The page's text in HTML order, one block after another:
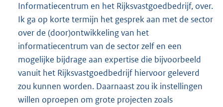
Informatiecentrum en het Rijksvastgoedbedrijf, over.
Ik ga op korte termijn het gesprek aan met de sector
over de (door)ontwikkeling van het
informatiecentrum van de sector zelf en een
mogelijke bijdrage aan expertise die bijvoorbeeld
vanuit het Rijksvastgoedbedrijf hiervoor geleverd
zou kunnen worden. Daarnaast zou ik instellingen
willen oproepen om grote projecten zoals